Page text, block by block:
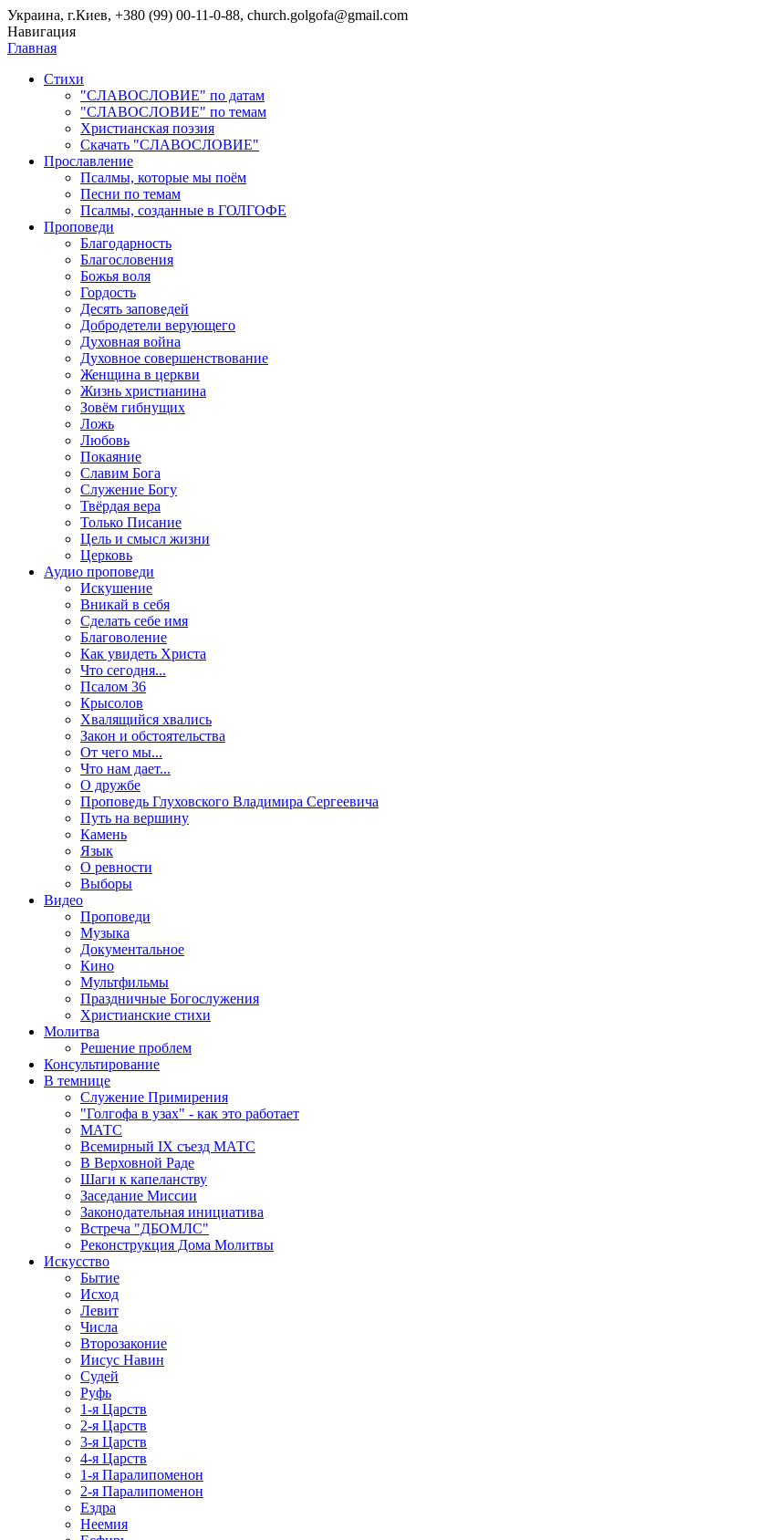
Украина, г.Киев, +380 (99) 00-11-0-88, church.golgofa@gmail.com
Навигация
Главная
Стихи
"СЛАВОСЛОВИЕ" по датам
"СЛАВОСЛОВИЕ" по темам
Христианская поэзия
Скачать "СЛАВОСЛОВИЕ"
Прославление
Псалмы, которые мы поём
Песни по темам
Псалмы, созданные в ГОЛГОФЕ
Проповеди
Благодарность
Благословения
Божья воля
Гордость
Десять заповедей
Добродетели верующего
Духовная война
Духовное совершенствование
Женщина в церкви
Жизнь христианина
Зовём гибнущих
Ложь
Любовь
Покаяние
Славим Бога
Служение Богу
Твёрдая вера
Только Писание
Цель и смысл жизни
Церковь
Аудио проповеди
Искушение
Вникай в себя
Сделать себе имя
Благоволение
Как увидеть Христа
Что сегодня...
Псалом 36
Крысолов
Хвалящийся хвались
Закон и обстоятельства
От чего мы...
Что нам дает...
О дружбе
Проповедь Глуховского Владимира Сергеевича
Путь на вершину
Камень
Язык
О ревности
Выборы
Видео
Проповеди
Музыка
Документальное
Кино
Мультфильмы
Праздничные Богослужения
Христианские стихи
Молитва
Решение проблем
Консультирование
В темнице
Служение Примирения
"Голгофа в узах" - как это работает
МАТС
Всемирный IX съезд МАТС
В Верховной Раде
Шаги к капеланству
Заседание Миссии
Законодательная инициатива
Встреча "ДБОМЛС"
Реконструкция Дома Молитвы
Искусство
Бытие
Исход
Левит
Числа
Второзаконие
Иисус Навин
Судей
Руфь
1-я Царств
2-я Царств
3-я Царств
4-я Царств
1-я Паралипоменон
2-я Паралипоменон
Ездра
Неемия